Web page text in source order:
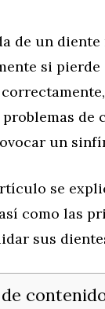
de un
si
de
un
se
como las
sus